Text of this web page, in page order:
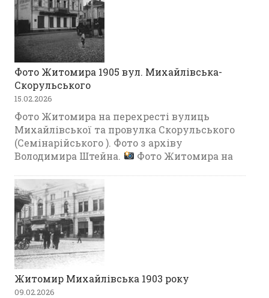
Фото Житомира 1905 вул. Михайлівська-
Скорульського
15.02.2026
Фото Житомира на перехресті вулиць
Михайлівської та провулка Скорульського
(Семінарійського ). Фото з архіву
Володимира Штейна.
Фото Житомира на
Житомир Михайлівська 1903 року
09.02.2026